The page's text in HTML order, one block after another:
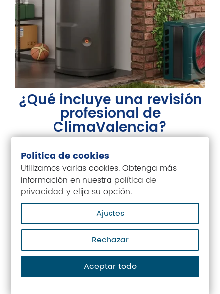
¿Qué incluye una revisión
profesional de
ClimaValencia?
Para que tu equipo dure muchos años más,
realizamos:
Limpieza profunda de filtros: Eliminación de
ácaros y polvo.
Desinfección de la batería: Prevención de
hongos y bacterias.
Comprobación de niveles de gas: Buscamos
micro-fugas antes de que el equipo se
Revisión de la unidad exterior: Limpieza de
Política de cookies
Utilizamos varias cookies. Obtenga más
información en nuestra política de
privacidad y elija su opción.
Ajustes
Rechazar
Aceptar todo